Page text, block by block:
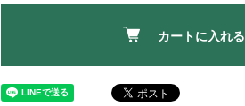
カートに入れる